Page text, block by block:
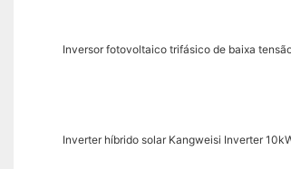
Inversor fotovoltaico trifásico de baixa
Inverter híbrido solar Kangweisi Inverter